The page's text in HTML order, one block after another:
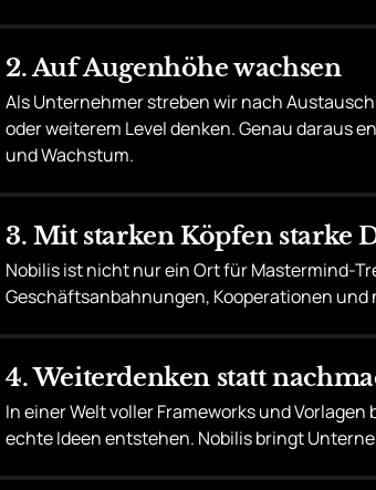
2. Auf Augenhöhe wachsen
Als Unternehmer streben wir nach
oder weiterem Level denken. Genau daraus
und Wachstum.
3. Mit starken Köpfen starke
Nobilis ist nicht nur ein Ort für Mastermind-
Geschäftsanbahnungen, Kooperationen und
4. Weiterdenken statt
In einer Welt voller Frameworks und
echte Ideen entstehen. Nobilis bringt